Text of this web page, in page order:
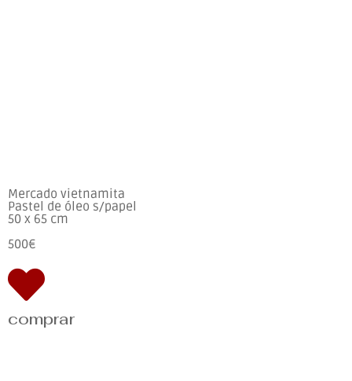
Mercado vietnamita
Pastel de óleo s/papel
50 x 65 cm
500€
comprar